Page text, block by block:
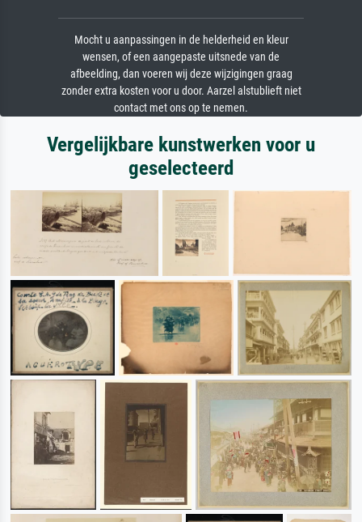
Mocht u aanpassingen in de helderheid en kleur
wensen, of een aangepaste uitsnede van de
afbeelding, dan voeren wij deze wijzigingen graag
zonder extra kosten voor u door. Aarzel alstublieft niet
contact met ons op te nemen.
Vergelijkbare kunstwerken voor u
geselecteerd